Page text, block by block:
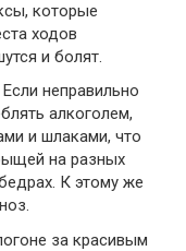
которые
ходов
и болят.
Если неправильно
алкоголем,
и шлаками, что
на разных
К этому же
за красивым